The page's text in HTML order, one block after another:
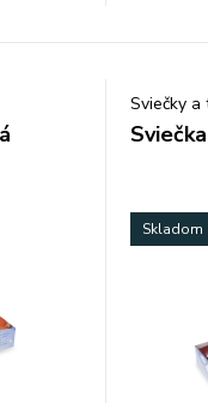
Sviečky
Skladom